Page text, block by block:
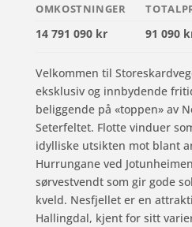
OMKOSTNINGER
14 791 090 kr 91 090
Velkommen til
eksklusiv og innbydende
beliggende på «toppen» av
Seterfeltet. Flotte vinduer
idylliske utsikten mot blant
Hurrungane ved
sørvestvendt som gir gode
kveld. Nesfjellet er en
Hallingdal, kjent for sitt